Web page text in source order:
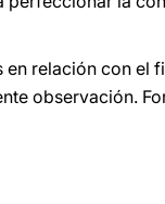
relación con el
observación.